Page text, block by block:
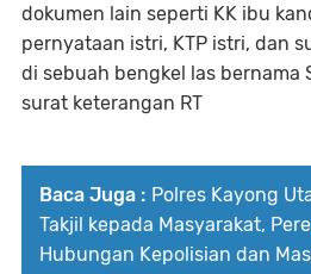
dokumen lain seperti KK ibu
pernyataan istri, KTP istri, dan
di sebuah bengkel las bernama
surat keterangan RT
Baca Juga : Polres Kayong
Takjil kepada Masyarakat,
Hubungan Kepolisian dan